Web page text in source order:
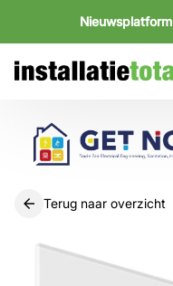
Nieuwsplatform
Terug naar overzicht